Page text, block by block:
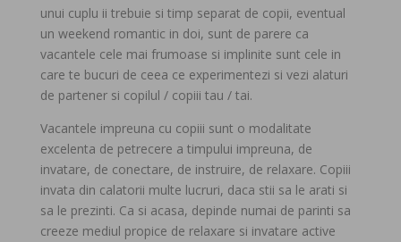
unui cuplu ii trebuie si timp separat de copii, eventual
un weekend romantic in doi, sunt de parere ca
vacantele cele mai frumoase si implinite sunt cele in
care te bucuri de ceea ce experimentezi si vezi alaturi
de partener si copilul / copiii tau / tai.
Vacantele impreuna cu copiii sunt o modalitate
excelenta de petrecere a timpului impreuna, de
invatare, de conectare, de instruire, de relaxare. Copiii
invata din calatorii multe lucruri, daca stii sa le arati si
sa le prezinti. Ca si acasa, depinde numai de parinti sa
creeze mediul propice de relaxare si invatare active